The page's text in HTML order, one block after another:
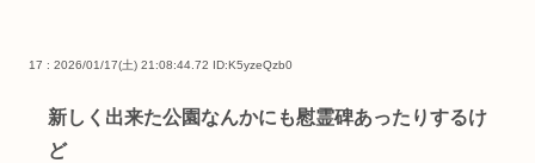
17 : 2026/01/17(土) 21:08:44.72 ID:K5yzeQzb0
新しく出来た公園なんかにも慰霊碑あったりするけ
ど